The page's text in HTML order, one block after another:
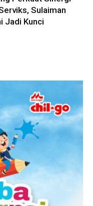
Sulaiman
Jadi Kunci